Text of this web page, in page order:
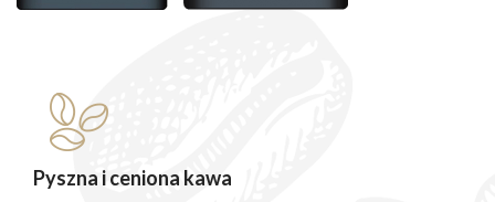
Pyszna i ceniona kawa